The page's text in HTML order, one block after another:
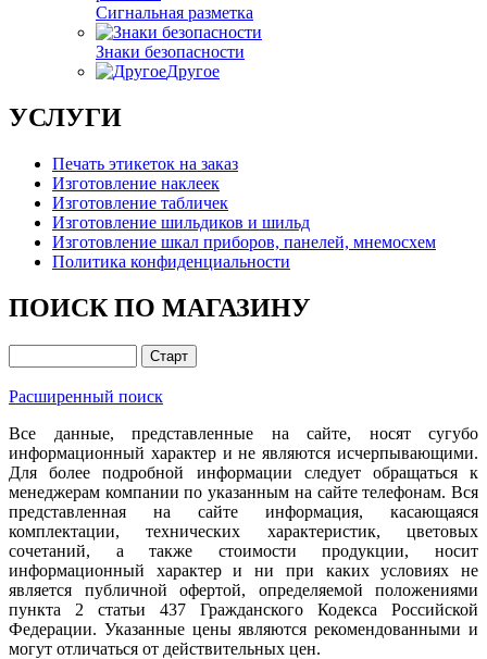
Сигнальная разметка
Знаки безопасности
Другое
УСЛУГИ
Печать этикеток на заказ
Изготовление наклеек
Изготовление табличек
Изготовление шильдиков и шильд
Изготовление шкал приборов, панелей, мнемосхем
Политика конфиденциальности
ПОИСК ПО МАГАЗИНУ
Расширенный поиск
Все данные, представленные на сайте, носят сугубо
информационный характер и не являются исчерпывающими.
Для более подробной информации следует обращаться к
менеджерам компании по указанным на сайте телефонам. Вся
представленная на сайте информация, касающаяся
комплектации, технических характеристик, цветовых
сочетаний, а также стоимости продукции, носит
информационный характер и ни при каких условиях не
является публичной офертой, определяемой положениями
пункта 2 статьи 437 Гражданского Кодекса Российской
Федерации. Указанные цены являются рекомендованными и
могут отличаться от действительных цен.